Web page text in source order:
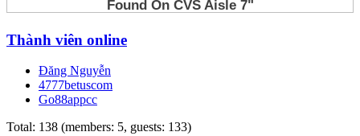
Thành viên online
Đăng Nguyễn
4777betuscom
Go88appcc
Total: 138 (members: 5, guests: 133)